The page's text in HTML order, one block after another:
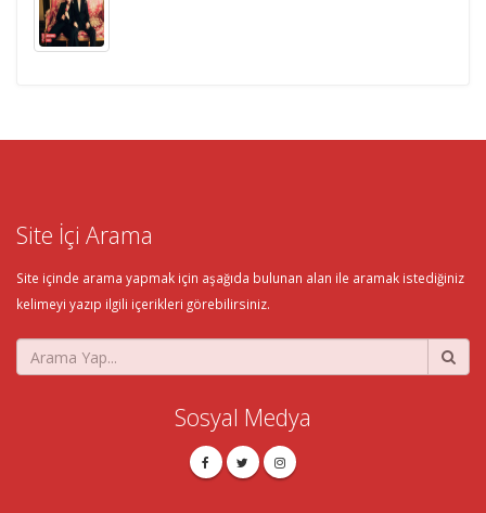
Site İçi Arama
Site içinde arama yapmak için aşağıda bulunan alan ile aramak istediğiniz
kelimeyi yazıp ilgili içerikleri görebilirsiniz.
Sosyal Medya